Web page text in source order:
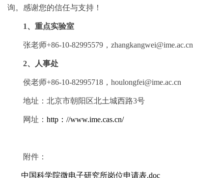
询。感谢您的信任与支持！
1、重点实验室
张老师+86-10-82995579，zhangkangwei@ime.ac.cn
2、人事处
侯老师+86-10-82995718，houlongfei@ime.ac.cn
地址：北京市朝阳区北土城西路3号
网址： http：//www.ime.cas.cn/
附件：
中国科学院微电子研究所岗位申请表.doc